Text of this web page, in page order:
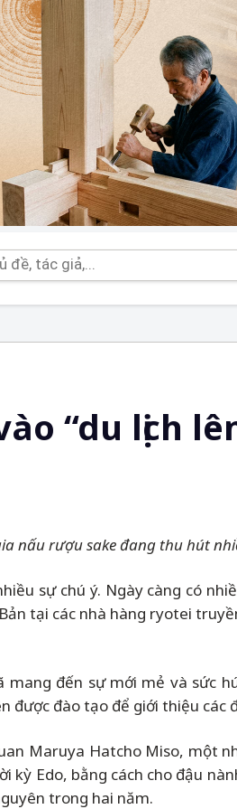
“du lịch
nấu rượu sake đang thu hút
sự chú ý. Ngày càng có
tại các nhà hàng ryotei
đến sự mới mẻ và sức
đào tạo để giới thiệu các
Maruya Hatcho Miso, một
Edo, bằng cách cho đậu
trong hai năm.